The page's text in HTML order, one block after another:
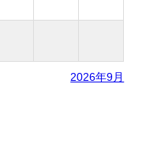
2026年9月